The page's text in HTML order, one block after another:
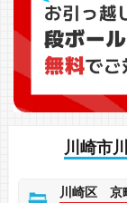
川崎市
川崎区